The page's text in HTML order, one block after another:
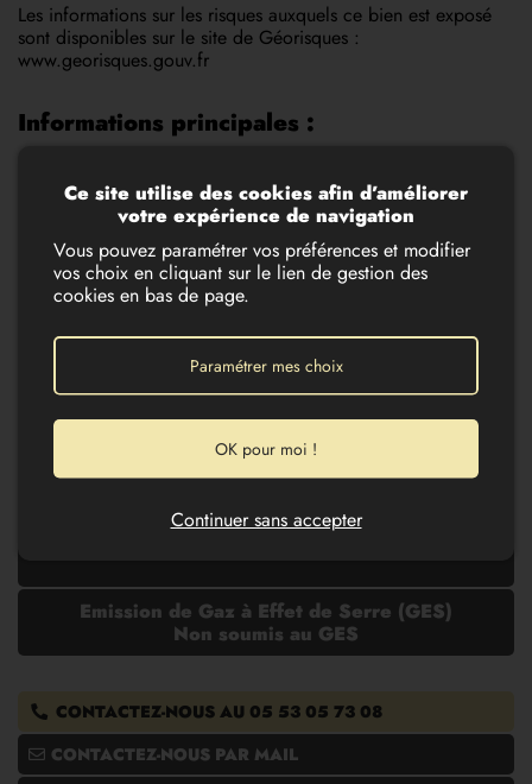
Les informations sur les risques auxquels ce bien est exposé
sont disponibles sur le site de Géorisques :
www.georisques.gouv.fr
Informations principales :
Numéro mandat
Surface habitable
Nombre de pièces
Les diagnostics :
Diagnostic de Performance Energétique (DPE)
Non soumis au DPE
énergétique est estimé entre le 0,00 et 0,00 €
L’année de référence des prix de l’énergie utilisés pour établir cette estimation
Emission de Gaz à Effet de Serre (GES)
Non soumis au GES
CONTACTEZ-NOUS AU 05 53 05 73 08
CONTACTEZ-NOUS PAR MAIL
Ce site utilise des cookies afin d’améliorer
votre expérience de navigation
Vous pouvez paramétrer vos préférences et modifier
vos choix en cliquant sur le lien de gestion des
cookies en bas de page.
Paramétrer mes choix
OK pour moi !
Continuer sans accepter